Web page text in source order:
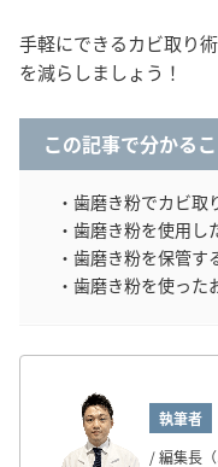
手軽にできるカビ取り
を減らしましょう！
この記事で分かる
・歯磨き粉でカビ
・歯磨き粉を使用し
・歯磨き粉を保管す
・歯磨き粉を使った
執筆者
/ 編集長